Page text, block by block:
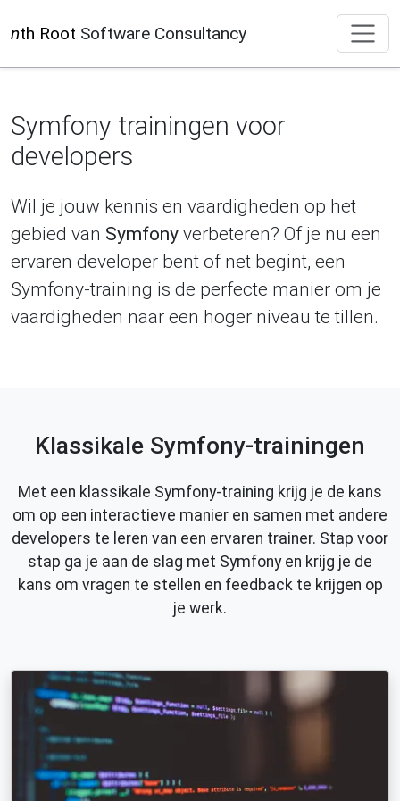
nth Root Software Consultancy
Symfony trainingen voor
developers
Wil je jouw kennis en vaardigheden op het
gebied van Symfony verbeteren? Of je nu een
ervaren developer bent of net begint, een
Symfony-training is de perfecte manier om je
vaardigheden naar een hoger niveau te tillen.
Klassikale Symfony-trainingen
Met een klassikale Symfony-training krijg je de kans
om op een interactieve manier en samen met andere
developers te leren van een ervaren trainer. Stap voor
stap ga je aan de slag met Symfony en krijg je de
kans om vragen te stellen en feedback te krijgen op
je werk.